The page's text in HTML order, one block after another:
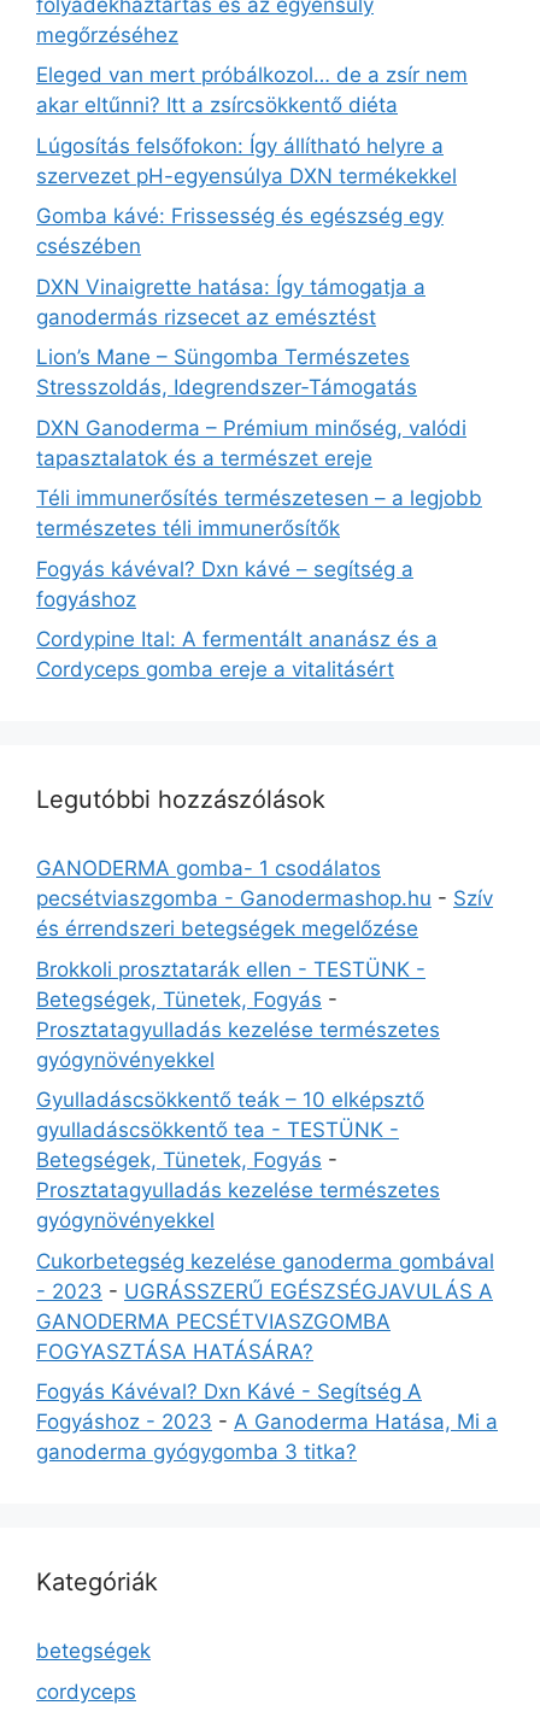
megőrzéséhez
Eleged van mert próbálkozol… de a zsír nem
akar eltűnni? Itt a zsírcsökkentő diéta
Lúgosítás felsőfokon: Így állítható helyre a
szervezet pH-egyensúlya DXN termékekkel
Gomba kávé: Frissesség és egészség egy
csészében
DXN Vinaigrette hatása: Így támogatja a
ganodermás rizsecet az emésztést
Lion’s Mane – Süngomba Természetes
Stresszoldás, Idegrendszer‑Támogatás
DXN Ganoderma – Prémium minőség, valódi
tapasztalatok és a természet ereje
Téli immunerősítés természetesen – a legjobb
természetes téli immunerősítők
Fogyás kávéval? Dxn kávé – segítség a
fogyáshoz
Cordypine Ital: A fermentált ananász és a
Cordyceps gomba ereje a vitalitásért
Legutóbbi hozzászólások
GANODERMA gomba- 1 csodálatos
pecsétviaszgomba - Ganodermashop.hu - Szív
és érrendszeri betegségek megelőzése
Brokkoli prosztatarák ellen - TESTÜNK -
Betegségek, Tünetek, Fogyás -
Prosztatagyulladás kezelése természetes
gyógynövényekkel
Gyulladáscsökkentő teák – 10 elképsztő
gyulladáscsökkentő tea - TESTÜNK -
Betegségek, Tünetek, Fogyás -
Prosztatagyulladás kezelése természetes
gyógynövényekkel
Cukorbetegség kezelése ganoderma gombával
- 2023 - UGRÁSSZERŰ EGÉSZSÉGJAVULÁS A
GANODERMA PECSÉTVIASZGOMBA
FOGYASZTÁSA HATÁSÁRA?
Fogyás Kávéval? Dxn Kávé - Segítség A
Fogyáshoz - 2023 - A Ganoderma Hatása, Mi a
ganoderma gyógygomba 3 titka?
Kategóriák
betegségek
cordyceps